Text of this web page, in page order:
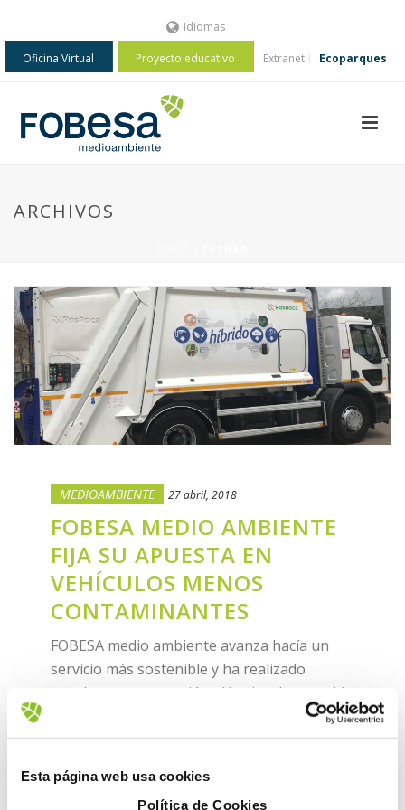
Esta página web usa cookies
Política de Cookies
Idiomas
Oficina Virtual Proyecto educativo Extranet Ecoparques
ARCHIVOS
MEDIOAMBIENTE 27 abril, 2018
FOBESA MEDIO AMBIENTE
FIJA SU APUESTA EN
VEHÍCULOS MENOS
CONTAMINANTES
FOBESA medio ambiente avanza hacía un
servicio más sostenible y ha realizado
pruebas con un camión eléctrico de recogida
de residuos. El automóvil, que dispone de un
chasis diesel Renault, tiene [...]